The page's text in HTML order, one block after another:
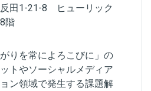
田1-21-8 ヒューリック
階
りを常によろこびに」の
トやソーシャルメディア
ン領域で発生する課題解